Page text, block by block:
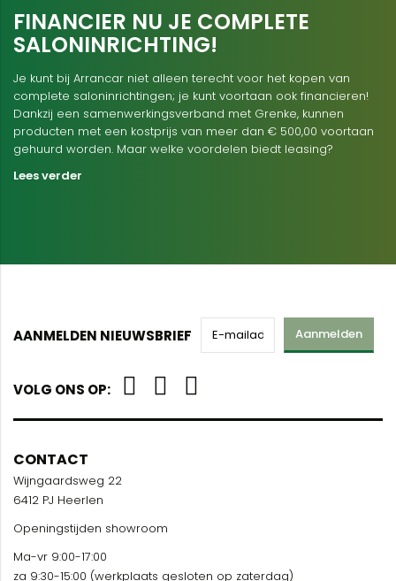
FINANCIER NU JE COMPLETE
SALONINRICHTING!
Je kunt bij Arrancar niet alleen terecht voor het kopen van
complete saloninrichtingen; je kunt voortaan ook financieren!
Dankzij een samenwerkingsverband met Grenke, kunnen
producten met een kostprijs van meer dan € 500,00 voortaan
gehuurd worden. Maar welke voordelen biedt leasing?
Lees verder
AANMELDEN NIEUWSBRIEF Aanmelden
VOLG ONS OP:
CONTACT
Wijngaardsweg 22
6412 PJ Heerlen
Openingstijden showroom
Ma-vr 9:00-17:00
za 9:30-15:00 (werkplaats gesloten op zaterdag)